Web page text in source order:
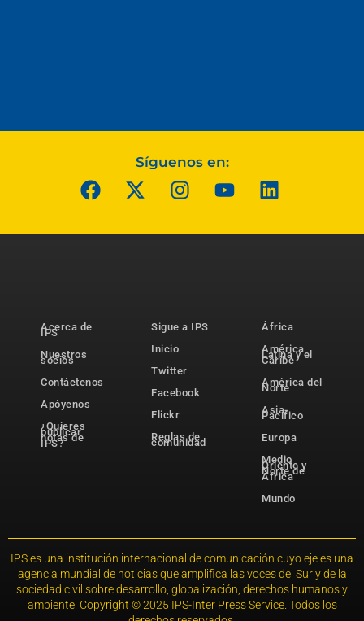
Síguenos en:
Acerca de
IPS
Nuestros
socios
Contáctenos
Apóyenos
¿Quieres
publicar
notas de
IPS?
Sigue a IPS
Inicio
Twitter
Facebook
Flickr
Reglas de
comunidad
África
América
Latina y el
Caribe
América del
Norte
Asia-
Pacífico
Europa
Medio
Oriente y
Norte de
África
Mundo
IPS es una institución internacional de comunicación cuyo eje es una
agencia mundial de noticias que amplifica las voces del Sur y de la
sociedad civil sobre desarrollo, globalización, derechos humanos y
ambiente. Copyright © 2025 IPS-Inter Press Service. Todos los